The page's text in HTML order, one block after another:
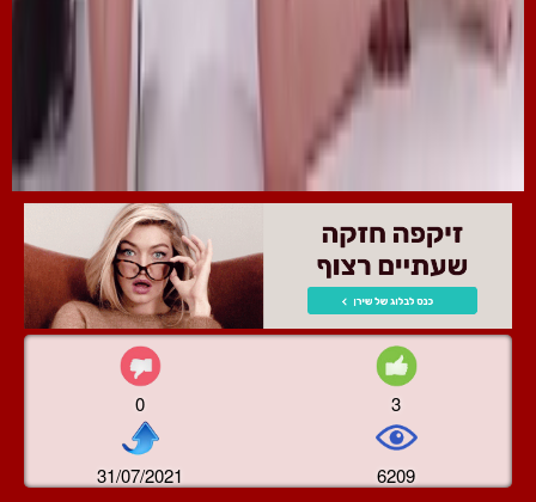
0 3
31/07/2021 6209